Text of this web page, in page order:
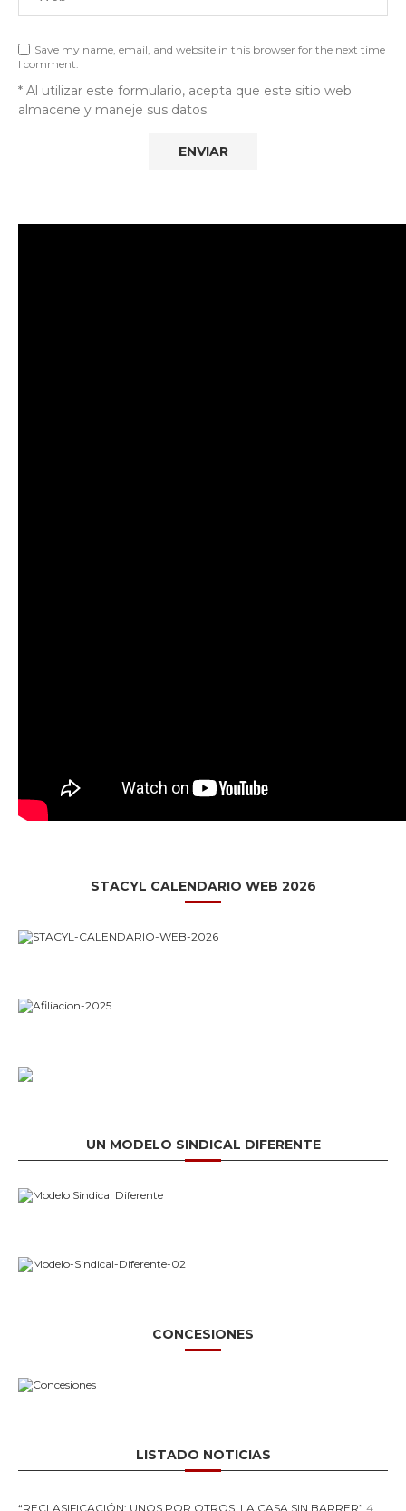
Save my name, email, and website in this browser for the next time
I comment.
* Al utilizar este formulario, acepta que este sitio web
almacene y maneje sus datos.
STACYL CALENDARIO WEB 2026
UN MODELO SINDICAL DIFERENTE
CONCESIONES
LISTADO NOTICIAS
“RECLASIFICACIÓN: UNOS POR OTROS, LA CASA SIN BARRER” 4